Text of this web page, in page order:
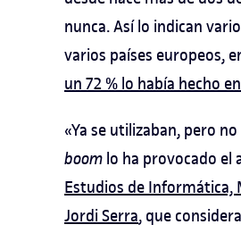
nunca. Así lo indican
varios países europeos,
un 72 % lo había hecho
«Ya se utilizaban, pero
boom lo ha provocado el
Estudios de Informática,
Jordi Serra, que